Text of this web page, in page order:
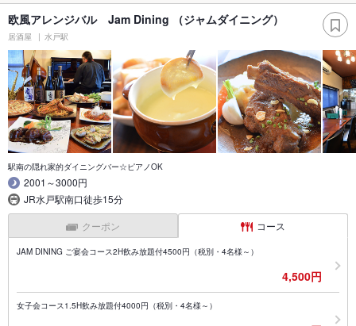
欧風アレンジバル Jam Dining （ジャムダイニング）
居酒屋 水戸駅
駅南の隠れ家的ダイニングバー☆ピアノOK
2001～3000円
JR水戸駅南口徒歩15分
クーポン コース
JAM DINING ご宴会コース2H飲み放題付4500円（税別・4名様～）
4,500円
女子会コース1.5H飲み放題付4000円（税別・4名様～）